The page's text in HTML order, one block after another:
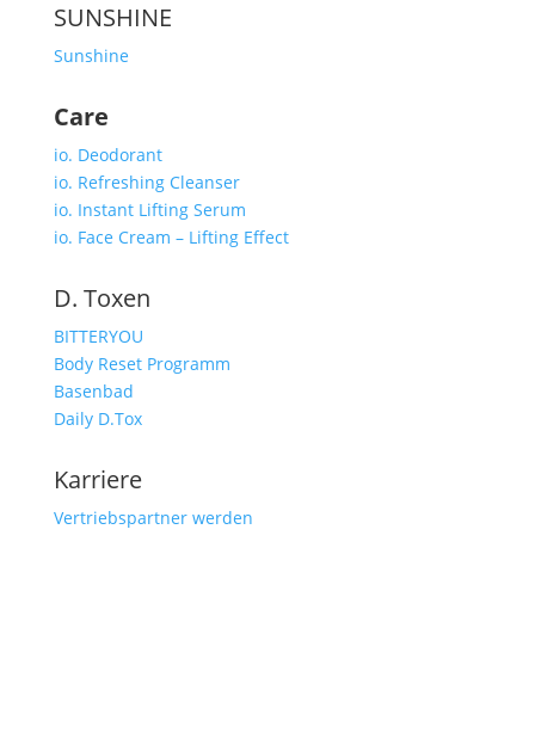
SUNSHINE
Sunshine
Care
io. Deodorant
io. Refreshing Cleanser
io. Instant Lifting Serum
io. Face Cream – Lifting Effect
D. Toxen
BITTERYOU
Body Reset Programm
Basenbad
Daily D.Tox
Karriere
Vertriebspartner werden